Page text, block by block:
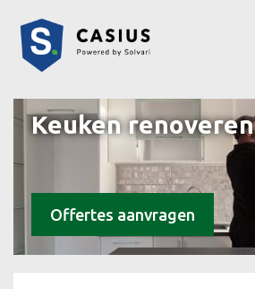
Keuken renoveren
Offertes aanvragen